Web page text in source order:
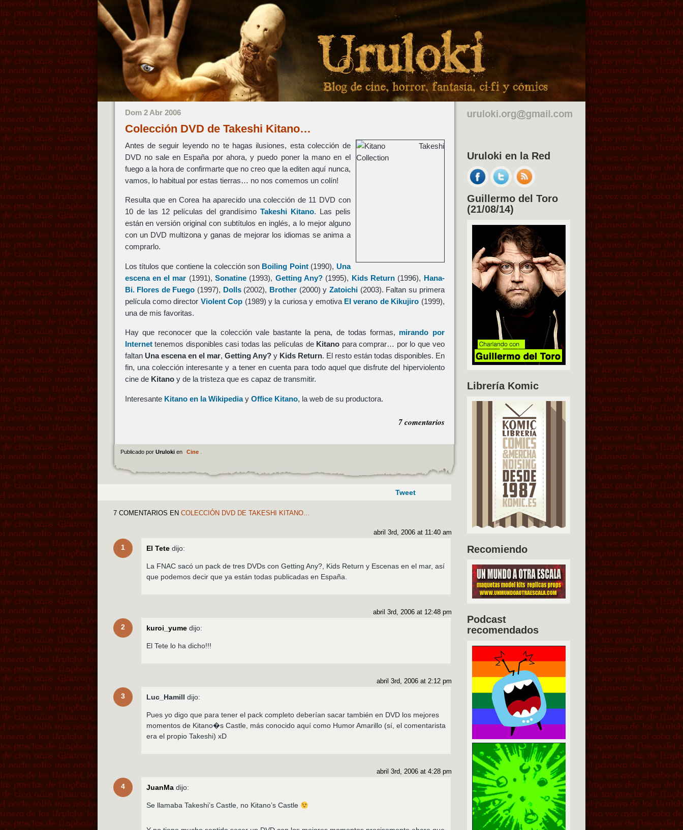
Dom 2 Abr 2006
Colección DVD de Takeshi Kitano…
Antes de seguir leyendo no te hagas ilusiones, esta colección de
DVD no sale en España por ahora, y puedo poner la mano en el
fuego a la hora de confirmarte que no creo que la editen aquí nunca,
vamos, lo habitual por estas tierras… no nos comemos un colín!
Resulta que en Corea ha aparecido una colección de 11 DVD con
10 de las 12 películas del grandísimo Takeshi Kitano. Las pelis
están en versión original con subtítulos en inglés, a lo mejor alguno
con un DVD multizona y ganas de mejorar los idiomas se anima a
comprarlo.
Los títulos que contiene la colección son Boiling Point(1990), Una
escena en el mar (1991),Sonatine (1993), Getting Any? (1995), Kids Return(1996), Hana-
Bi. Flores de Fuego (1997), Dolls(2002), Brother (2000) y Zatoichi (2003). Faltan su primera
película como director Violent Cop (1989) y la curiosa y emotiva El verano de Kikujiro (1999),
una de mis favoritas.
Hay que reconocer que la colección vale bastante la pena, de todas formas, mirando por
Internettenemos disponibles casi todas las películas de Kitano para comprar… por lo que veo
faltan Una escena en el mar, Getting Any?y Kids Return. El resto están todas disponibles. En
fin, una colección interesante y a tener en cuenta para todo aquel que disfrute del hiperviolento
cine de Kitanoy de la tristeza que es capaz de transmitir.
Interesante Kitano en la Wikipediay Office Kitano, la web de su productora.
7 comentarios
Publicado por Uruloki en Cine.
Tweet
7 COMENTARIOS EN COLECCIÓN DVD DE TAKESHI KITANO…
1
abril 3rd, 2006 at 11:40 am
El Tete dijo:
La FNAC sacó un pack de tres DVDs con Getting Any?, Kids Return y Escenas en el mar, así
que podemos decir que ya están todas publicadas en España.
2
abril 3rd, 2006 at 12:48 pm
kuroi_yume dijo:
El Tete lo ha dicho!!!
3
abril 3rd, 2006 at 2:12 pm
Luc_Hamill dijo:
Pues yo digo que para tener el pack completo deberían sacar también en DVD los mejores
momentos de Kitano�s Castle, más conocido aquí como Humor Amarillo (sí, el comentarista
era el propio Takeshi) xD
4
abril 3rd, 2006 at 4:28 pm
JuanMa dijo:
Se llamaba Takeshi’s Castle, no Kitano’s Castle
Uruloki en la Red
Guillermo del Toro
(21/08/14)
Librería Komic
Recomiendo
Podcast
recomendados